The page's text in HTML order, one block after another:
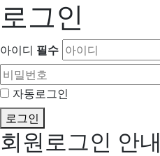
로그인
아이디 필수
자동로그인
로그인
회원로그인 안내